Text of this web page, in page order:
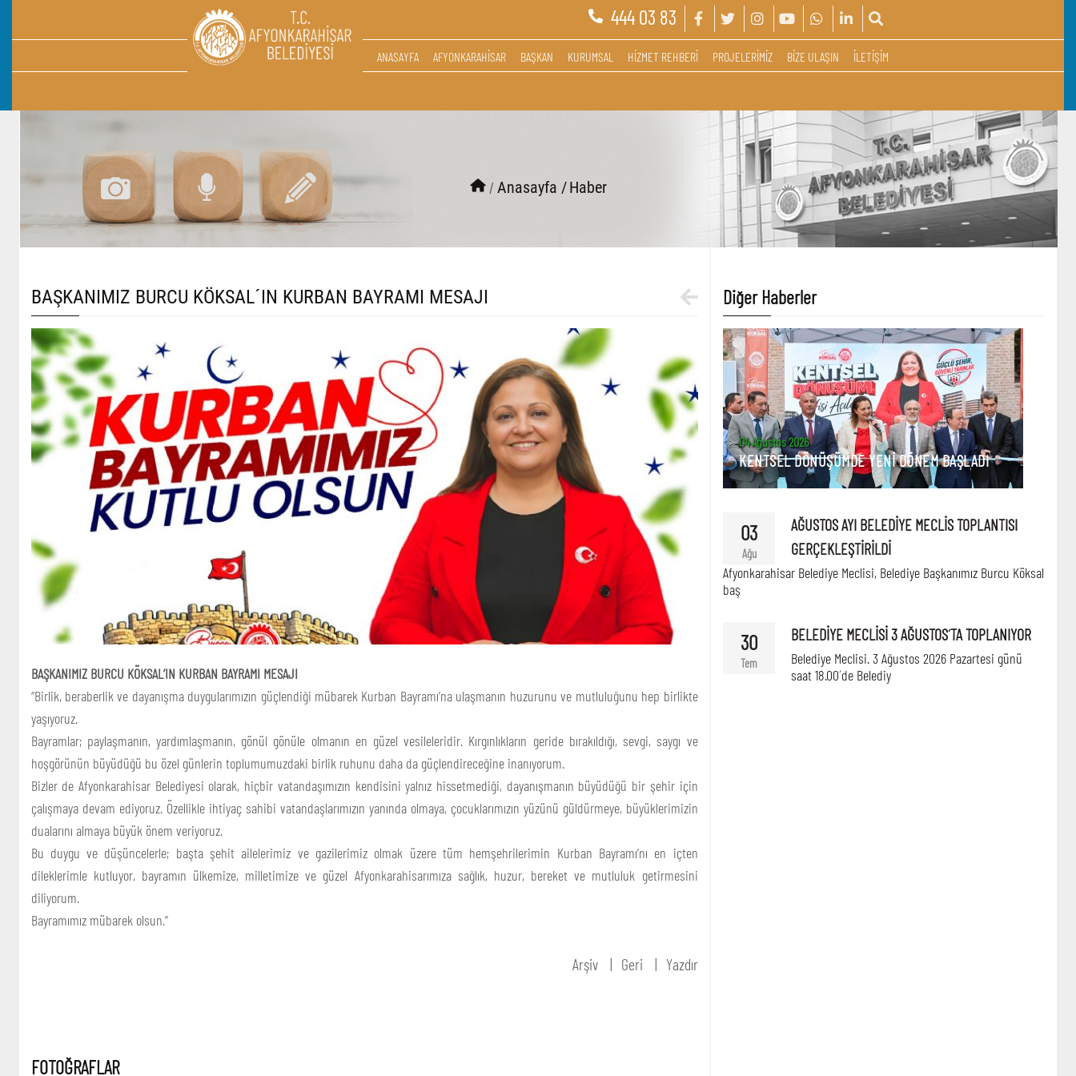
444 03 83
ANASAYFA AFYONKARAHİSAR BAŞKAN KURUMSAL HİZMET REHBERİ PROJELERİMİZ BİZE ULAŞIN İLETİŞİM
/ Anasayfa /Haber
BAŞKANIMIZ BURCU KÖKSAL´IN KURBAN BAYRAMI MESAJI
BAŞKANIMIZ BURCU KÖKSAL’IN KURBAN BAYRAMI MESAJI
“Birlik, beraberlik ve dayanışma duygularımızın güçlendiği mübarek Kurban Bayramı’na ulaşmanın huzurunu ve mutluluğunu hep birlikte
yaşıyoruz.
Bayramlar; paylaşmanın, yardımlaşmanın, gönül gönüle olmanın en güzel vesileleridir. Kırgınlıkların geride bırakıldığı, sevgi, saygı ve
hoşgörünün büyüdüğü bu özel günlerin toplumumuzdaki birlik ruhunu daha da güçlendireceğine inanıyorum.
Bizler de Afyonkarahisar Belediyesi olarak, hiçbir vatandaşımızın kendisini yalnız hissetmediği, dayanışmanın büyüdüğü bir şehir için
çalışmaya devam ediyoruz. Özellikle ihtiyaç sahibi vatandaşlarımızın yanında olmaya, çocuklarımızın yüzünü güldürmeye, büyüklerimizin
dualarını almaya büyük önem veriyoruz.
Bu duygu ve düşüncelerle; başta şehit ailelerimiz ve gazilerimiz olmak üzere tüm hemşehrilerimin Kurban Bayramı’nı en içten
dileklerimle kutluyor, bayramın ülkemize, milletimize ve güzel Afyonkarahisarımıza sağlık, huzur, bereket ve mutluluk getirmesini
diliyorum.
Bayramımız mübarek olsun.”
Arşiv Geri Yazdır
FOTOĞRAFLAR
Diğer Haberler
04 Ağustos 2026
KENTSEL DÖNÜŞÜMDE YENİ DÖNEM BAŞLADI
03
Ağu
AĞUSTOS AYI BELEDİYE MECLİS TOPLANTISI
GERÇEKLEŞTİRİLDİ
Afyonkarahisar Belediye Meclisi, Belediye Başkanımız Burcu Köksal
baş
30
Tem
BELEDİYE MECLİSİ 3 AĞUSTOS´TA TOPLANIYOR
Belediye Meclisi. 3 Ağustos 2026 Pazartesi günü
saat 18.00´de Belediy